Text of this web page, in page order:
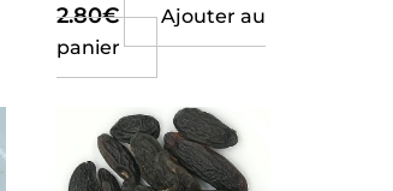
2.80€
Ajouter au
panier